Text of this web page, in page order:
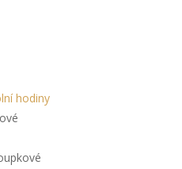
hodiny